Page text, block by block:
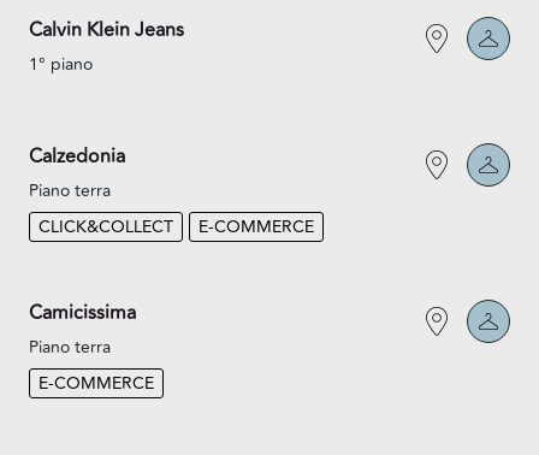
Calvin Klein Jeans
1° piano
Calzedonia
Piano terra
CLICK&COLLECT
E-COMMERCE
Camicissima
Piano terra
E-COMMERCE